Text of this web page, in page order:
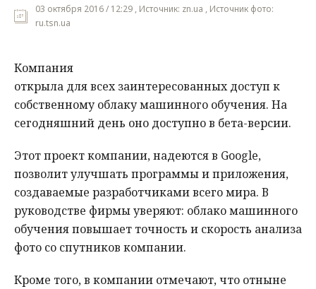
03 октября 2016 / 12:29 , Источник: zn.ua , Источник фото:
ru.tsn.ua
Компания
открыла для всех заинтересованных доступ к
собственному облаку машинного обучения. На
сегодняшний день оно доступно в бета-версии.
Этот проект компании, надеются в Google,
позволит улучшать программы и приложения,
создаваемые разработчиками всего мира. В
руководстве фирмы уверяют: облако машинного
обучения повышает точность и скорость анализа
фото со спутников компании.
Кроме того, в компании отмечают, что отныне